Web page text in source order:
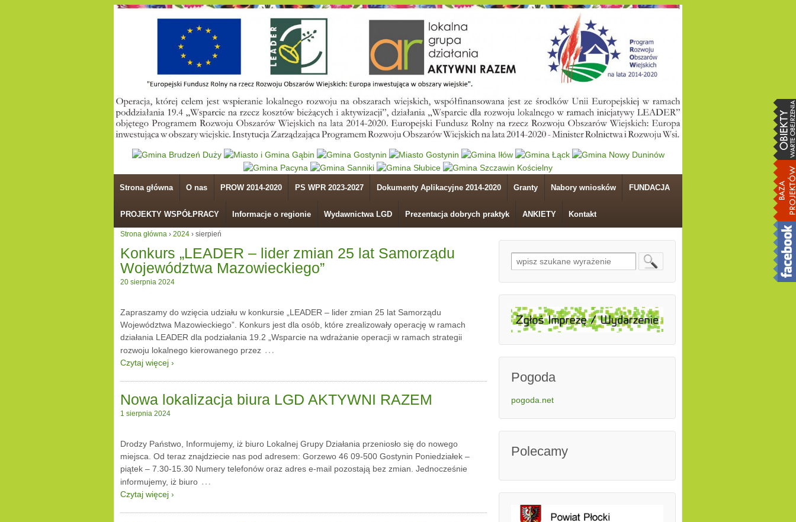
Strona główna O nas PROW 2014-2020 PS WPR 2023-2027 Dokumenty Aplikacyjne 2014-2020 Granty Nabory wniosków FUNDACJA
PROJEKTY WSPÓŁPRACY Informacje o regionie Wydawnictwa LGD Prezentacja dobrych praktyk ANKIETY Kontakt
Strona główna › 2024 › sierpień
Konkurs „LEADER – lider zmian 25 lat Samorządu
Województwa Mazowieckiego”
20 sierpnia 2024
Zapraszamy do wzięcia udziału w konkursie „LEADER – lider zmian 25 lat Samorządu
Województwa Mazowieckiego”. Konkurs jest dla osób, które zrealizowały operację w ramach
działania LEADER dla podziałania 19.2 „Wsparcie na wdrażanie operacji w ramach strategii
rozwoju lokalnego kierowanego przez …
Czytaj więcej ›
Nowa lokalizacja biura LGD AKTYWNI RAZEM
1 sierpnia 2024
Drodzy Państwo, Informujemy, iż biuro Lokalnej Grupy Działania przeniosło się do nowego
miejsca. Od teraz znajdziecie nas pod adresem: Gorzewo 46 09-500 Gostynin Poniedziałek –
piątek – 7.30-15.30 Numery telefonów oraz adres e-mail pozostają bez zmian. Jednocześnie
informujemy, iż biuro …
Czytaj więcej ›
Pogoda
pogoda.net
Polecamy